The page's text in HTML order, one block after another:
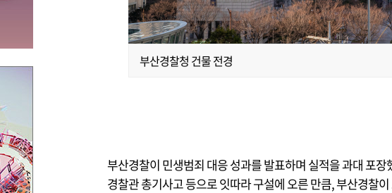
부산경찰청 건물 전경
부산경찰이 민생범죄 대응 성과를 발표하며 실적을 과대 포
경찰관 총기사고 등으로 잇따라 구설에 오른 만큼, 부산경찰